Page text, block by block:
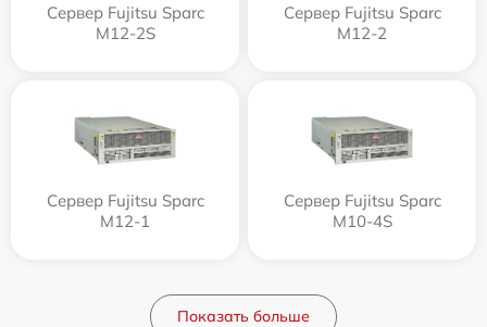
Сервер Fujitsu Sparc
M12-2S
Сервер Fujitsu Sparc
M12-2
Сервер Fujitsu Sparc
M12-1
Сервер Fujitsu Sparc
M10-4S
Показать больше